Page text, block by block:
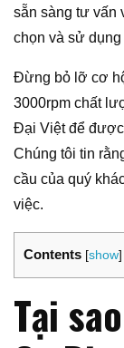
sẵn sàng tư vấn
chọn và sử dụng
Đừng bỏ lỡ cơ
3000rpm chất
Đại Việt để
Chúng tôi tin
cầu của quý
việc.
Contents [show]
Tại